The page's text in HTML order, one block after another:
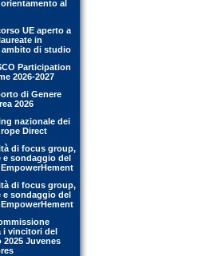
al
UE aperto a
in
ambito di studio
Participation
2026-2027
di Genere
2026
nazionale dei
Direct
di focus group,
e sondaggio del
di focus group,
e sondaggio del
i vincitori del
2025 Juvenes